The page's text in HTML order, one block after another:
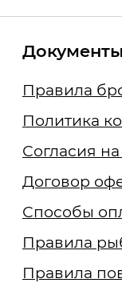
Документы
Правила
Политика
Согласия
Договор
Способы
Правила
Правила